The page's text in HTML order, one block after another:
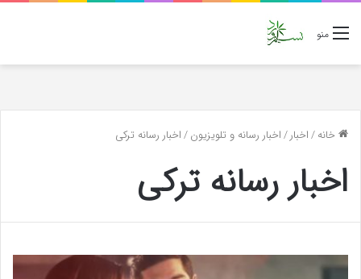
منو
خانه/اخبار/اخبار رسانه و تلویزیون/اخبار رسانه ترکی
اخبار رسانه ترکی